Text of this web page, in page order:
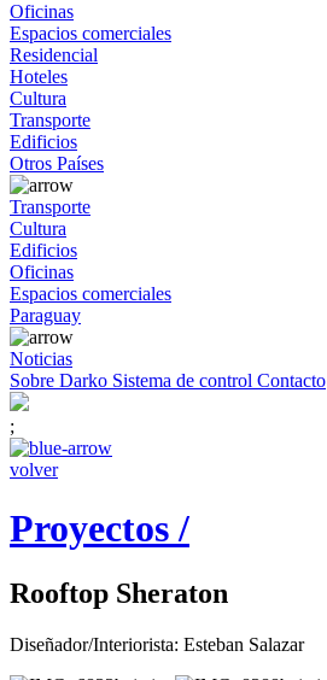
Oficinas
Espacios comerciales
Residencial
Hoteles
Cultura
Transporte
Edificios
Otros Países
Transporte
Cultura
Edificios
Oficinas
Espacios comerciales
Paraguay
Noticias
Sobre Darko Sistema de control Contacto
;
volver
Proyectos /
Rooftop Sheraton
Diseñador/Interiorista: Esteban Salazar